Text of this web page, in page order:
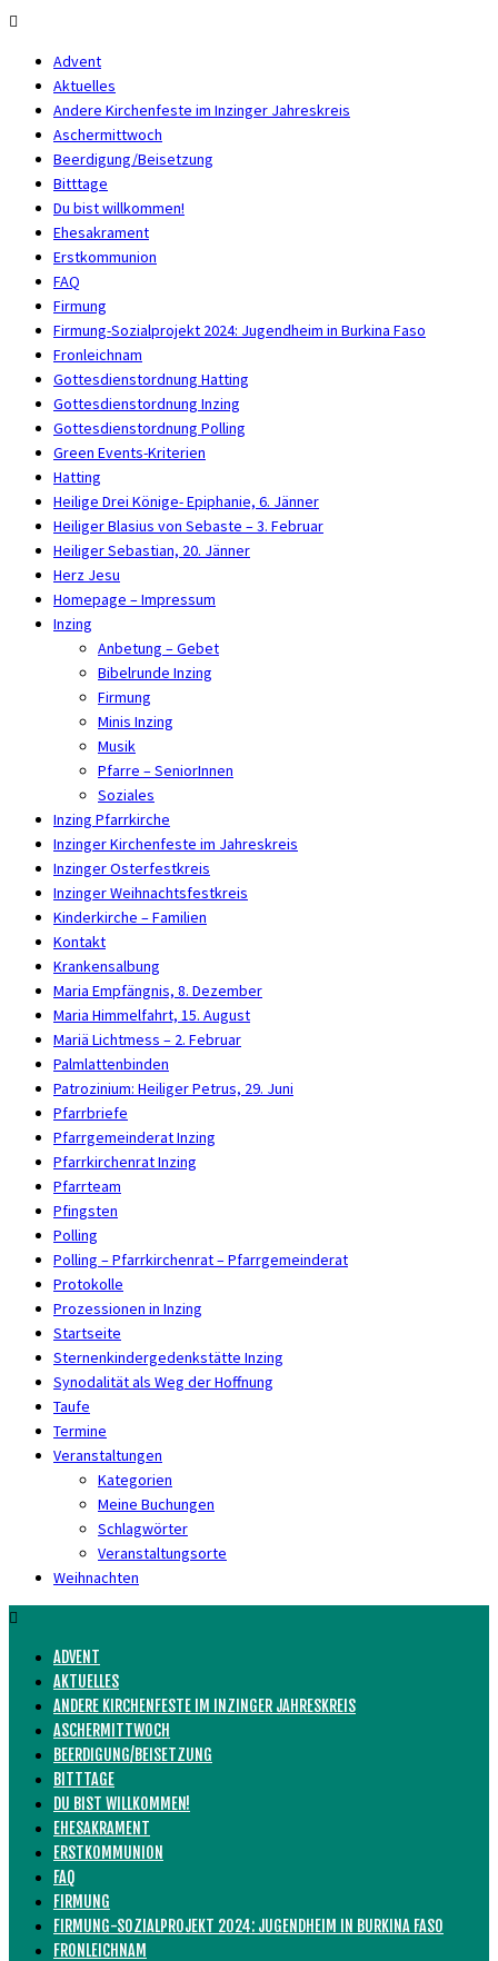
Advent
Aktuelles
Andere Kirchenfeste im Inzinger Jahreskreis
Aschermittwoch
Beerdigung/Beisetzung
Bitttage
Du bist willkommen!
Ehesakrament
Erstkommunion
FAQ
Firmung
Firmung-Sozialprojekt 2024: Jugendheim in Burkina Faso
Fronleichnam
Gottesdienstordnung Hatting
Gottesdienstordnung Inzing
Gottesdienstordnung Polling
Green Events-Kriterien
Hatting
Heilige Drei Könige- Epiphanie, 6. Jänner
Heiliger Blasius von Sebaste – 3. Februar
Heiliger Sebastian, 20. Jänner
Herz Jesu
Homepage – Impressum
Inzing
Anbetung – Gebet
Bibelrunde Inzing
Firmung
Minis Inzing
Musik
Pfarre – SeniorInnen
Soziales
Inzing Pfarrkirche
Inzinger Kirchenfeste im Jahreskreis
Inzinger Osterfestkreis
Inzinger Weihnachtsfestkreis
Kinderkirche – Familien
Kontakt
Krankensalbung
Maria Empfängnis, 8. Dezember
Maria Himmelfahrt, 15. August
Mariä Lichtmess – 2. Februar
Palmlattenbinden
Patrozinium: Heiliger Petrus, 29. Juni
Pfarrbriefe
Pfarrgemeinderat Inzing
Pfarrkirchenrat Inzing
Pfarrteam
Pfingsten
Polling
Polling – Pfarrkirchenrat – Pfarrgemeinderat
Protokolle
Prozessionen in Inzing
Startseite
Sternenkindergedenkstätte Inzing
Synodalität als Weg der Hoffnung
Taufe
Termine
Veranstaltungen
Kategorien
Meine Buchungen
Schlagwörter
Veranstaltungsorte
Weihnachten
ADVENT
AKTUELLES
ANDERE KIRCHENFESTE IM INZINGER JAHRESKREIS
ASCHERMITTWOCH
BEERDIGUNG/BEISETZUNG
BITTTAGE
DU BIST WILLKOMMEN!
EHESAKRAMENT
ERSTKOMMUNION
FAQ
FIRMUNG
FIRMUNG-SOZIALPROJEKT 2024: JUGENDHEIM IN BURKINA FASO
FRONLEICHNAM